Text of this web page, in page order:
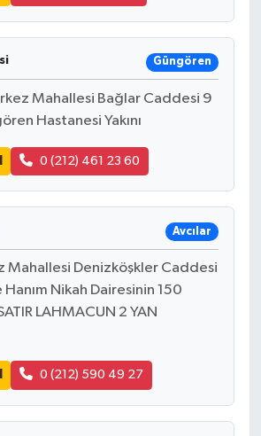
Güngören
Mahallesi Bağlar Caddesi 9
Hastanesi Yakını
0 (212) 461 23 60
Avcılar
Mahallesi Denizköşkler Caddesi
Nikah Dairesinin 150
LAHMACUN 2 YAN
0 (212) 590 49 27